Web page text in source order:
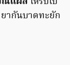
ากันบาดทะยัก